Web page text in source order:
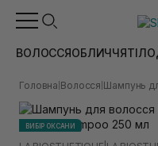
ВОЛОССЯОБЛИЧЧЯТІЛО
Головна Волосся Шампунь
ВИБІР ОКСАНИ